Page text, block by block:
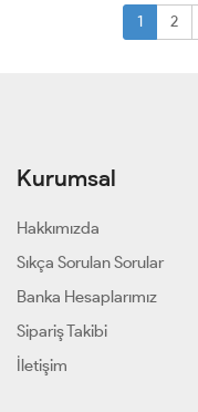
1 2
Kurumsal
Hakkımızda
Sıkça Sorulan Sorular
Banka Hesaplarımız
Sipariş Takibi
İletişim